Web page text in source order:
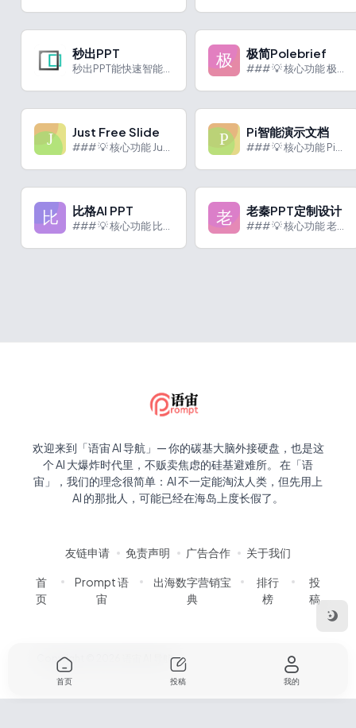
秒出PPT 极简Polebrief
Just Free Slide Pi智能演示文档
比格AI PPT 老秦PPT定制设计
欢迎来到「语宙 AI 导航」— 你的碳基大脑外接硬盘，也是这
个 AI 大爆炸时代里，不贩卖焦虑的硅基避难所。 在「语
宙」，我们的理念很简单：AI 不一定能淘汰人类，但先用上
AI 的那批人，可能已经在海岛上度长假了。
友链申请 免责声明 广告合作 关于我们
首
页
Prompt 语
宙
出海数字营销宝
典
排行
榜
投
稿
Copyright © 2026 语宙 AI 导航
首页 投稿 我的